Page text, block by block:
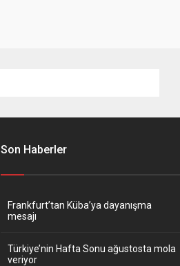
Son Haberler
Frankfurt’tan Küba’ya dayanışma
mesajı
Türkiye’nin Hafta Sonu ağustosta mola
veriyor